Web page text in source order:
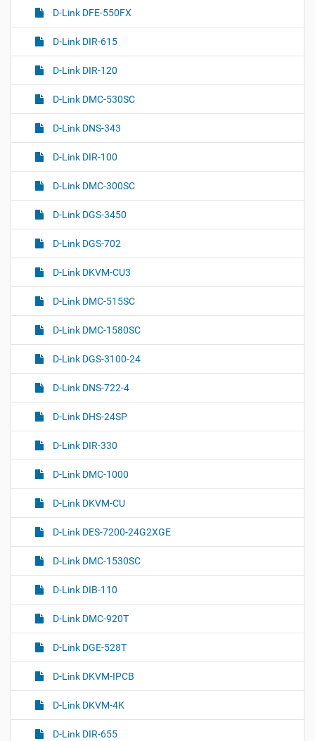
D-Link DFE-550FX
D-Link DIR-615
D-Link DIR-120
D-Link DMC-530SC
D-Link DNS-343
D-Link DIR-100
D-Link DMC-300SC
D-Link DGS-3450
D-Link DGS-702
D-Link DKVM-CU3
D-Link DMC-515SC
D-Link DMC-1580SC
D-Link DGS-3100-24
D-Link DNS-722-4
D-Link DHS-24SP
D-Link DIR-330
D-Link DMC-1000
D-Link DKVM-CU
D-Link DES-7200-24G2XGE
D-Link DMC-1530SC
D-Link DIB-110
D-Link DMC-920T
D-Link DGE-528T
D-Link DKVM-IPCB
D-Link DKVM-4K
D-Link DIR-655